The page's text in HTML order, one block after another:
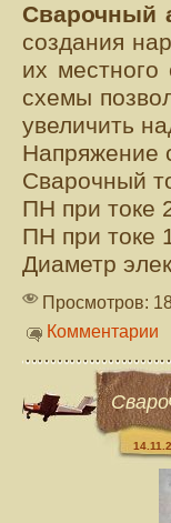
Сварочный
создания
их
схемы
увеличить
Напряжение
Сварочный
ПН при токе
ПН при токе
Диаметр
Просмотров:
Комментарии